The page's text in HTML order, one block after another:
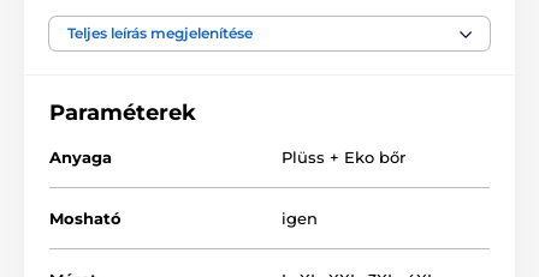
karmolásnak és a szennyeződésnek. A fekhely alsó
része polipropilén és a töltet habszivacs.
Teljes leírás megjelenítése
Paraméterek
Anyaga Plüss + Eko bőr
Mosható igen